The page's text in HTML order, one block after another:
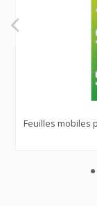
Feuilles mobiles